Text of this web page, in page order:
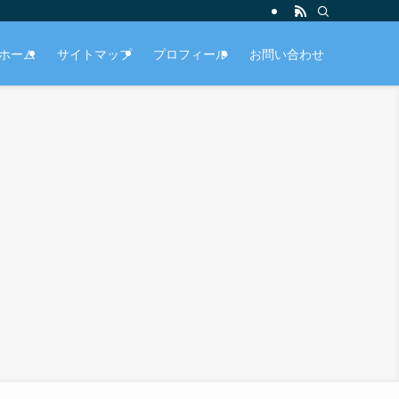
ーム サイトマップ プロフィール お問い合わせ